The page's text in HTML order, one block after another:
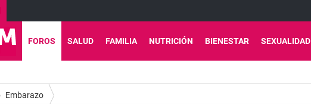
FOROS SALUD FAMILIA NUTRICIÓN BIENESTAR SEXUALIDAD
Embarazo